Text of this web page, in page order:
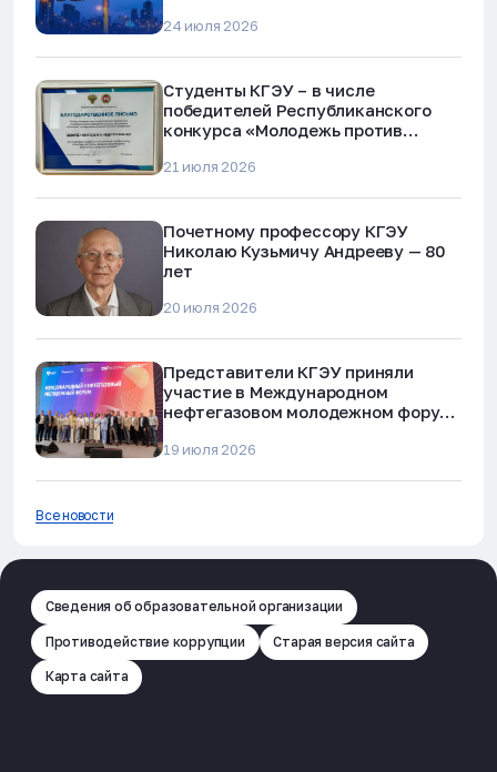
24 июля 2026
Студенты КГЭУ – в числе
победителей Республиканского
конкурса «Молодежь против
мошенничества»
21 июля 2026
Почетному профессору КГЭУ
Николаю Кузьмичу Андрееву — 80
лет
20 июля 2026
Представители КГЭУ приняли
участие в Международном
нефтегазовом молодежном форуме
19 июля 2026
Все новости
Сведения об образовательной организации
Противодействие коррупции Старая версия сайта
Карта сайта